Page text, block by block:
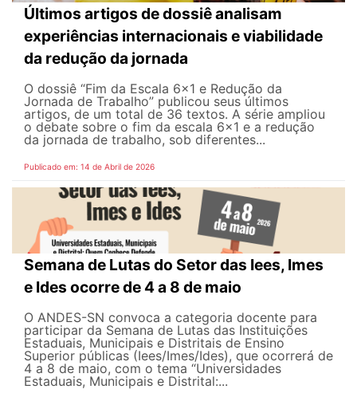
Últimos artigos de dossiê analisam
experiências internacionais e viabilidade
da redução da jornada
O dossiê “Fim da Escala 6×1 e Redução da
Jornada de Trabalho” publicou seus últimos
artigos, de um total de 36 textos. A série ampliou
o debate sobre o fim da escala 6x1 e a redução
da jornada de trabalho, sob diferentes...
Publicado em: 14 de Abril de 2026
Semana de Lutas do Setor das Iees, Imes
e Ides ocorre de 4 a 8 de maio
O ANDES-SN convoca a categoria docente para
participar da Semana de Lutas das Instituições
Estaduais, Municipais e Distritais de Ensino
Superior públicas (Iees/Imes/Ides), que ocorrerá de
4 a 8 de maio, com o tema “Universidades
Estaduais, Municipais e Distrital:...